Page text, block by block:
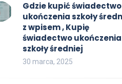
Gdzie kupić świadectwo
ukończenia szkoły
z wpisem , Kupię
świadectwo ukończenia
szkoły średniej
30 marca, 2025